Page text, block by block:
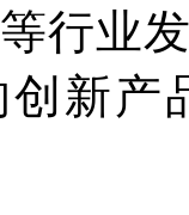
行业
新产